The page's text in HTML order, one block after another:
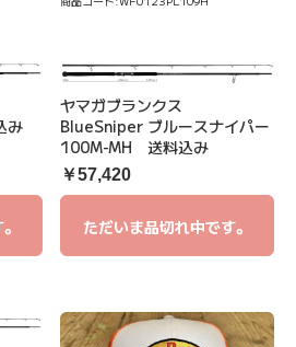
み
ヤマガブランクス
BlueSniper ブルースナイパー
100M-MH 送料込み
￥57,420
ただいま品切れ中です。